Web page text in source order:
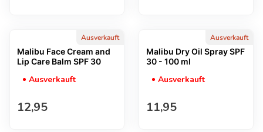
Ausverkauft
Malibu Face Cream and
Lip Care Balm SPF 30
Ausverkauft
Regulärer Preis
12,95
Ausverkauft
Malibu Dry Oil Spray SPF
30 - 100 ml
Ausverkauft
Regulärer Preis
11,95